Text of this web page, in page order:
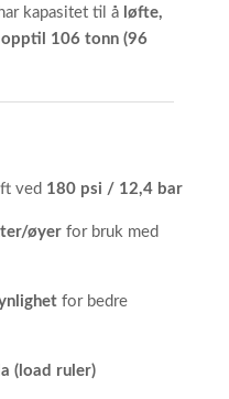
kapasitet til å løfte,
106 tonn (96
ved 180 psi / 12,4 bar
øyer for bruk med
for bedre
(load ruler)